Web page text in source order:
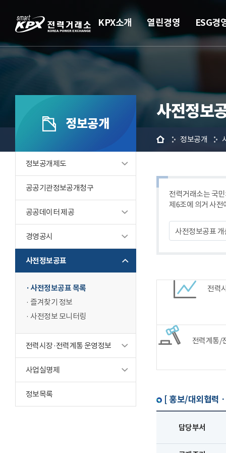
KPX소개 열린경영 ESG경
정보공개
정보공개제도
공공기관정보공개청구
공공데이터 제공
경영공시
사전정보공표
사전정보공표 목록
즐겨찾기 정보
사전정보 모니터링
전력시장·전력계통 운영정보
사업실명제
정보목록
사전정보
홈 정보공개
전력거래소는 국
제6조에 의거 사전
사전정보공표 개
전력
전력계통/
[ 홍보/대외협력
담당부서